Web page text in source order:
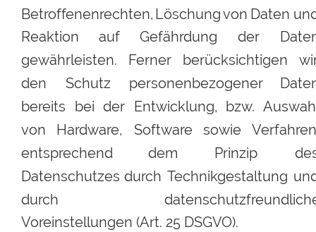
Betroffenenrechten, Löschung von Daten
Reaktion
auf Gefährdung der
gewährleisten.
Ferner berücksichtigen
den
Schutz personenbezogener
bereits
bei der Entwicklung, bzw.
von
Hardware, Software sowie
entsprechend
dem Prinzip
Datenschutzes durch Technikgestaltung
durch
Voreinstellungen (Art. 25 DSGVO).